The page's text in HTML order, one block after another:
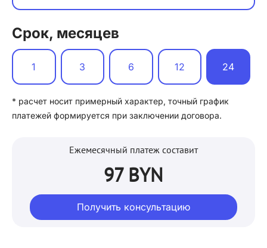
Срок, месяцев
1 3 6 12 24
* расчет носит примерный характер, точный график
платежей формируется при заключении договора.
Ежемесячный платеж составит
97 BYN
Получить консультацию